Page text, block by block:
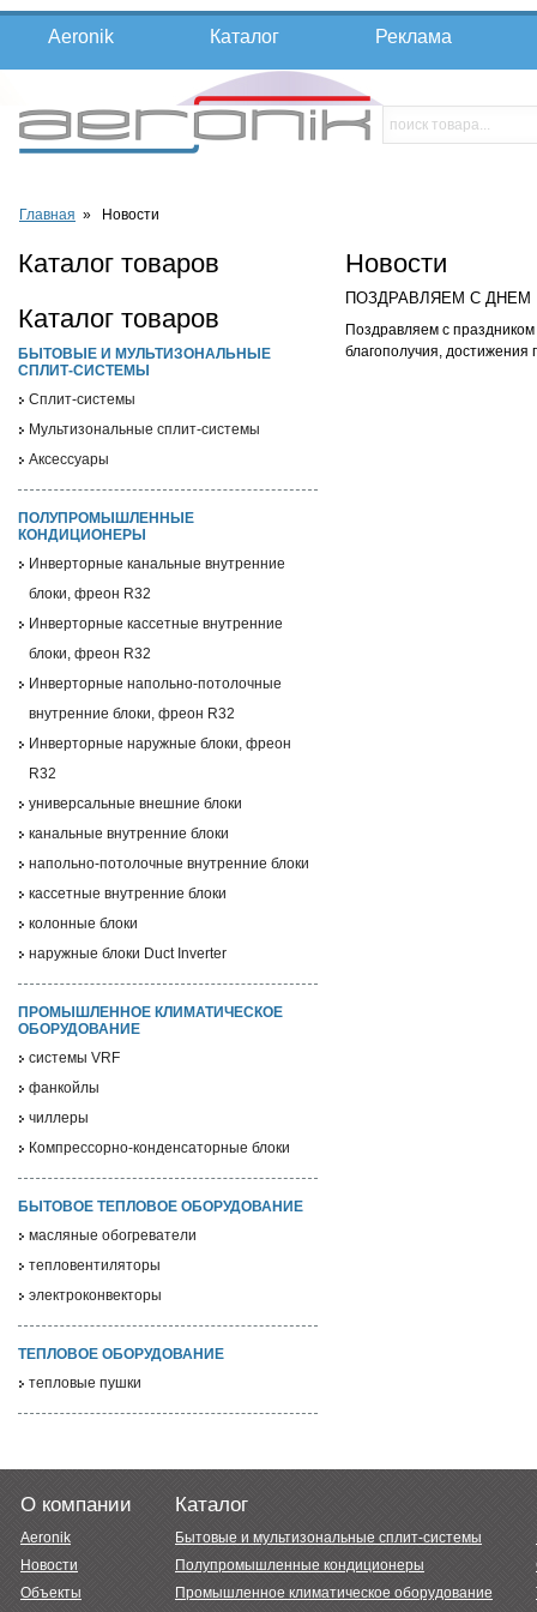
Aeronik Каталог Реклама
Главная » Новости
Каталог товаров
Каталог товаров
БЫТОВЫЕ И МУЛЬТИЗОНАЛЬНЫЕ
СПЛИТ-СИСТЕМЫ
Cплит-системы
Мультизональные сплит-системы
Аксессуары
ПОЛУПРОМЫШЛЕННЫЕ
КОНДИЦИОНЕРЫ
Инверторные канальные внутренние
блоки, фреон R32
Инверторные кассетные внутренние
блоки, фреон R32
Инверторные напольно-потолочные
внутренние блоки, фреон R32
Инверторные наружные блоки, фреон
R32
универсальные внешние блоки
канальные внутренние блоки
напольно-потолочные внутренние блоки
кассетные внутренние блоки
колонные блоки
наружные блоки Duct Inverter
ПРОМЫШЛЕННОЕ КЛИМАТИЧЕСКОЕ
ОБОРУДОВАНИЕ
системы VRF
фанкойлы
чиллеры
Компрессорно-конденсаторные блоки
БЫТОВОЕ ТЕПЛОВОЕ ОБОРУДОВАНИЕ
масляные обогреватели
тепловентиляторы
электроконвекторы
ТЕПЛОВОЕ ОБОРУДОВАНИЕ
тепловые пушки
Новости
ПОЗДРАВЛЯЕМ С ДНЕМ
Поздравляем с
благополучия, достижения
О компании
Aeronik
Новости
Объекты
Каталог
Бытовые и мультизональные сплит-системы
Полупромышленные кондиционеры
Промышленное климатическое оборудование